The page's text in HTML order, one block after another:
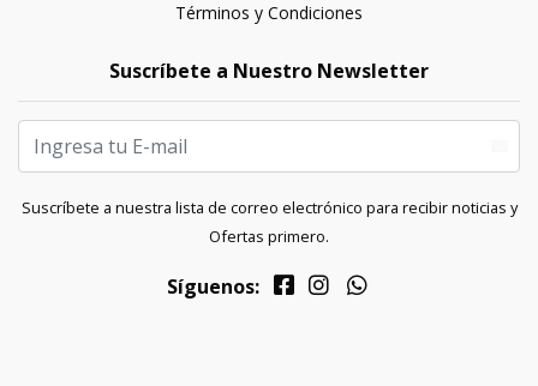
Términos y Condiciones
Suscríbete a Nuestro Newsletter
Suscríbete a nuestra lista de correo electrónico para recibir noticias y
Ofertas primero.
Síguenos: